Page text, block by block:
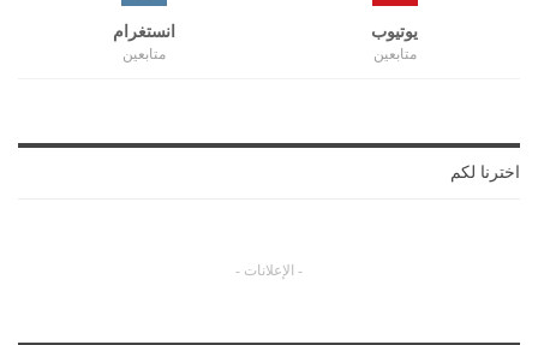
يوتيوب
متابعين
انستغرام
متابعين
اخترنا لكم
- الإعلانات -